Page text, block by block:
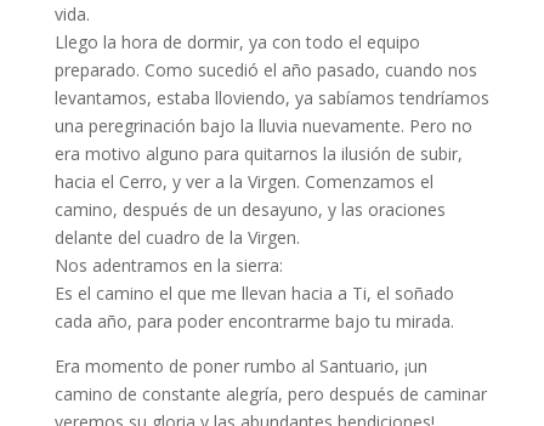
vida.
Llego la hora de dormir, ya con todo el equipo
preparado. Como sucedió el año pasado, cuando nos
levantamos, estaba lloviendo, ya sabíamos tendríamos
una peregrinación bajo la lluvia nuevamente. Pero no
era motivo alguno para quitarnos la ilusión de subir,
hacia el Cerro, y ver a la Virgen. Comenzamos el
camino, después de un desayuno, y las oraciones
delante del cuadro de la Virgen.
Nos adentramos en la sierra:
Es el camino el que me llevan hacia a Ti, el soñado
cada año, para poder encontrarme bajo tu mirada.
Era momento de poner rumbo al Santuario, ¡un
camino de constante alegría, pero después de caminar